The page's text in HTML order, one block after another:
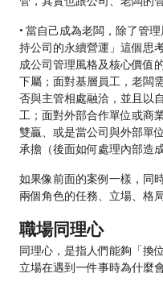
• 當自己成為老闆，除了管
持公司的永續營運」這個思
成公司管理風格及核心價值
下屬；面對基層員工，老闆
否與主管相處融洽，並且以
工；面對外部合作單位或商
雙贏、或是當公司與外部單
承擔（後面如何處理內部造
如果像前面的案例一樣，同
兩個角色的任務、立場、格
職場同理心
同理心，是指人們能夠「換
立場在遇到一件事時為什麼